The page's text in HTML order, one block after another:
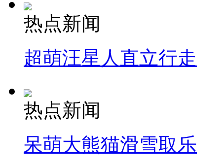
热点新闻
超萌汪星人直立行走
热点新闻
呆萌大熊猫滑雪取乐